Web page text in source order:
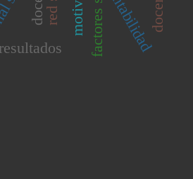
rentabilidad
resultados